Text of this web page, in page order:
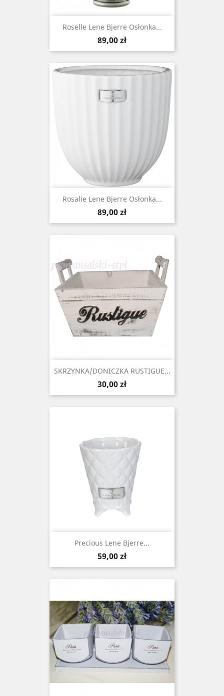
Roselle Lene Bjerre Osłonka...
Cena
89,00 zł
Rosalie Lene Bjerre Osłonka...
Cena
89,00 zł
SKRZYNKA/DONICZKA RUSTIGUE...
Cena
30,00 zł
Precious Lene Bjerre...
Cena
59,00 zł